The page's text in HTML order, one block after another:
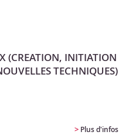
(CREATION, INITIATION
TECHNIQUES)
> Plus d'infos